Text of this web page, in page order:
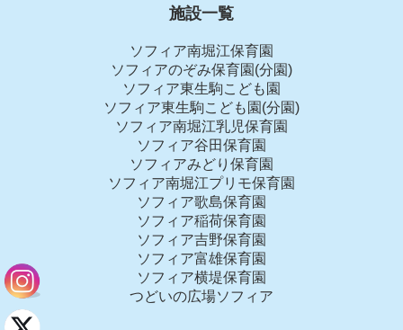
施設一覧
ソフィア南堀江保育園
ソフィアのぞみ保育園(分園)
ソフィア東生駒こども園
ソフィア東生駒こども園(分園)
ソフィア南堀江乳児保育園
ソフィア谷田保育園
ソフィアみどり保育園
ソフィア南堀江プリモ保育園
ソフィア歌島保育園
ソフィア稲荷保育園
ソフィア吉野保育園
ソフィア富雄保育園
ソフィア横堤保育園
つどいの広場ソフィア